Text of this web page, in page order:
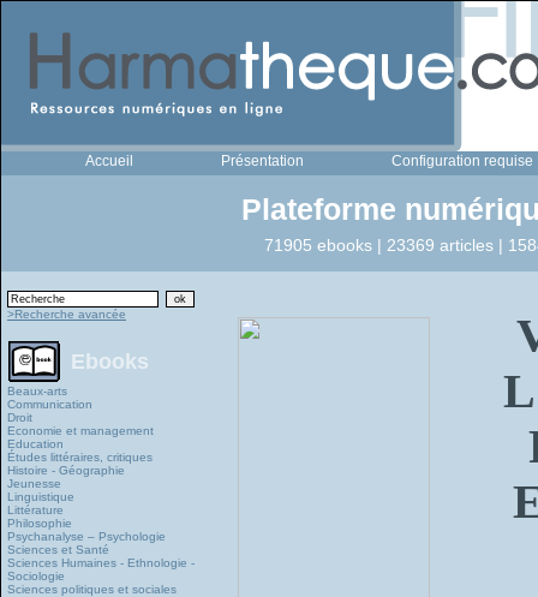
Accueil Présentation Configuration requise
Plateforme
71905 ebooks | 23369 articles |
>Recherche avancée
Ebooks
Beaux-arts
Communication
Droit
Economie et management
Education
Études littéraires, critiques
Histoire - Géographie
Jeunesse
Linguistique
Littérature
Philosophie
Psychanalyse – Psychologie
Sciences et Santé
Sciences Humaines - Ethnologie -
Sociologie
Sciences politiques et sociales